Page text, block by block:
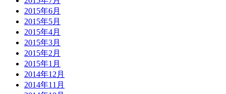
2015年6月
2015年5月
2015年4月
2015年3月
2015年2月
2015年1月
2014年12月
2014年11月